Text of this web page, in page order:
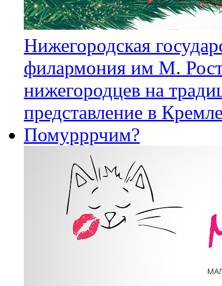
Нижегородская
филармония им М.
нижегородцев на
представление в
Помурррчим?